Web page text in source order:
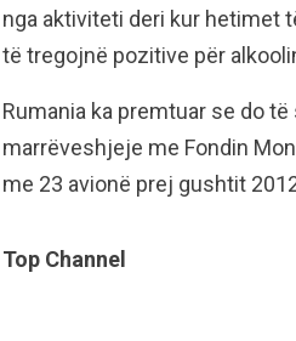
nga aktiviteti deri kur hetimet
të tregojnë pozitive për
Rumania ka premtuar se do
marrëveshjeje me Fondin
me 23 avionë prej gushtit
Top Channel